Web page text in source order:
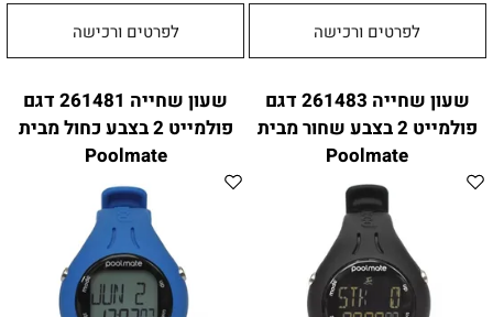
לפרטים ורכישה לפרטים ורכישה
שעון שחייה 261483 דגם
פולמייט 2 בצבע שחור מבית
Poolmate
שעון שחייה 261481 דגם
פולמייט 2 בצבע כחול מבית
Poolmate